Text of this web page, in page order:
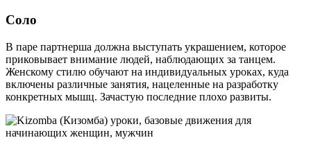
Соло
В паре партнерша должна выступать украшением, которое
приковывает внимание людей, наблюдающих за танцем.
Женскому стилю обучают на индивидуальных уроках, куда
включены различные занятия, нацеленные на разработку
конкретных мышц. Зачастую последние плохо развиты.